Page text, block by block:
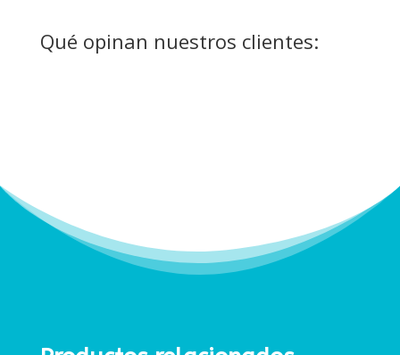
Qué opinan nuestros clientes: